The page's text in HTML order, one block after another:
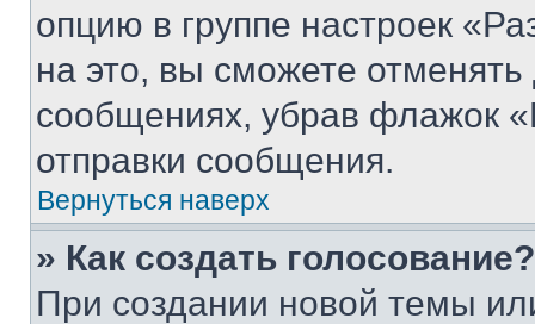
опцию в группе настроек
на это, вы сможете
сообщениях, убрав флажок
отправки сообщения.
Вернуться наверх
» Как создать голосование?
При создании новой темы